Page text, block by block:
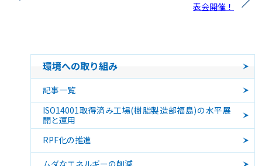
表会開催！
環境への取り組み
記事一覧
ISO14001取得済み工場(樹脂製造部福島)の水平展
開と運用
RPF化の推進
ムダなエネルギーの削減